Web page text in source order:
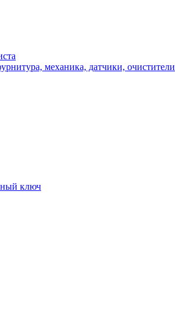
механика, датчики, очистители
ключ